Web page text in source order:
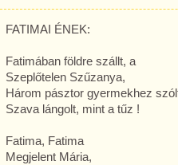
FATIMAI ÉNEK:
Fatimában földre szállt, a
Szeplőtelen Szűzanya,
Három pásztor gyermekhez
Szava lángolt, mint a tűz !
Fatima, Fatima
Megjelent Mária,